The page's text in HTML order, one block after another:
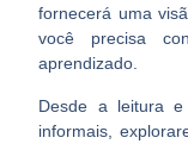
fornecerá uma
você precisa
aprendizado.
Desde a leitura
informais,